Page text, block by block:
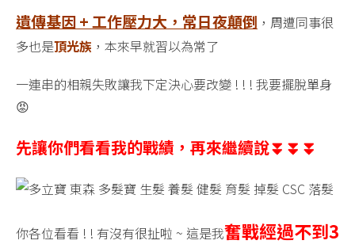
擺
脫
髮，
脫
身
中
遺傳基因 + 工作壓力大，常日夜顛倒 ，周遭同事很
多也是頂光族 ，本來早就習以為常了
一連串的相親失敗讓我下定決心要改變 ! ! ! 我要擺脫單身
😡
先讓你們看看我的戰績，再來繼續說⏬⏬⏬
你各位看看 ! ! 有沒有很扯啦 ~ 這是我奮戰經過不到3